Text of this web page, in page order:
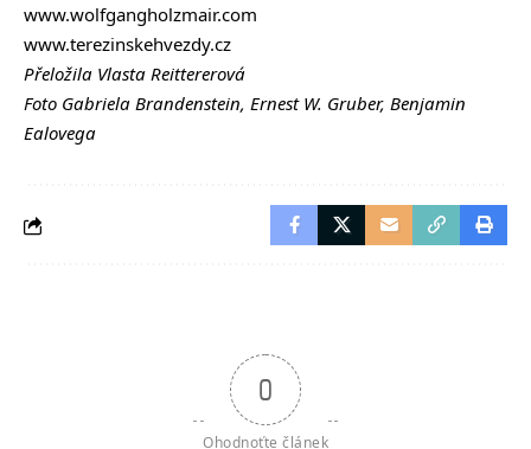
www.wolfgangholzmair.com
www.terezinskehvezdy.cz
Přeložila Vlasta Reittererová
Foto Gabriela Brandenstein, Ernest W. Gruber, Benjamin
Ealovega
0
Ohodnoťte článek